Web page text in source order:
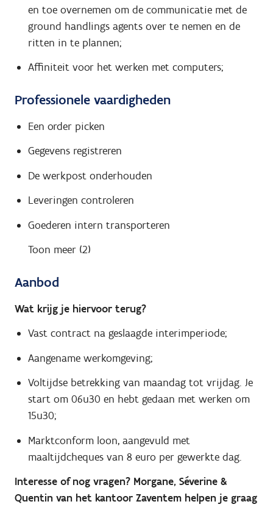
en toe overnemen om de communicatie met de
ground handlings agents over te nemen en de
ritten in te plannen;
Affiniteit voor het werken met computers;
Professionele vaardigheden
Een order picken
Gegevens registreren
De werkpost onderhouden
Leveringen controleren
Goederen intern transporteren
Toon meer (2)
Aanbod
Wat krijg je hiervoor terug?
Vast contract na geslaagde interimperiode;
Aangename werkomgeving;
Voltijdse betrekking van maandag tot vrijdag. Je
start om 06u30 en hebt gedaan met werken om
15u30;
Marktconform loon, aangevuld met
maaltijdcheques van 8 euro per gewerkte dag.
Interesse of nog vragen? Morgane, Séverine &
Quentin van het kantoor Zaventem helpen je graag